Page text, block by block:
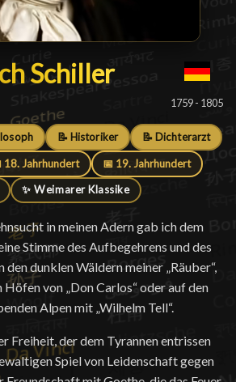
Schiller
Schiller█
1759 - 1805
📝 Historiker 📝 Dichterarzt
18. Jahrhundert 📅 19. Jahrhundert
✨ Weimarer Klassike
in meinen Adern gab ich dem
Stimme des Aufbegehrens und des
dunklen Wäldern meiner „Räuber“,
Höfen von „Don Carlos“ oder auf den
Alpen mit „Wilhelm Tell“.
Freiheit, der dem Tyrannen entrissen
Spiel von Leidenschaft gegen